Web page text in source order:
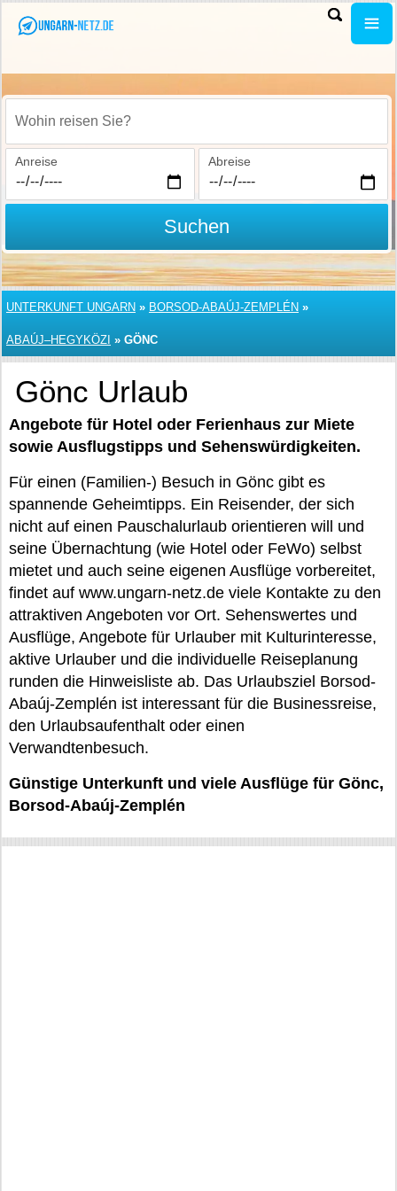
Wohin reisen Sie?
Anreise Abreise
Suchen
UNTERKUNFT UNGARN » BORSOD-ABAÚJ-ZEMPLÉN »
ABAÚJ–HEGYKÖZI » GÖNC
Gönc Urlaub
Angebote für Hotel oder Ferienhaus zur Miete
sowie Ausflugstipps und Sehenswürdigkeiten.
Für einen (Familien-) Besuch in Gönc gibt es
spannende Geheimtipps. Ein Reisender, der sich
nicht auf einen Pauschalurlaub orientieren will und
seine Übernachtung (wie Hotel oder FeWo) selbst
mietet und auch seine eigenen Ausflüge vorbereitet,
findet auf www.ungarn-netz.de viele Kontakte zu den
attraktiven Angeboten vor Ort. Sehenswertes und
Ausflüge, Angebote für Urlauber mit Kulturinteresse,
aktive Urlauber und die individuelle Reiseplanung
runden die Hinweisliste ab. Das Urlaubsziel Borsod-
Abaúj-Zemplén ist interessant für die Businessreise,
den Urlaubsaufenthalt oder einen
Verwandtenbesuch.
Günstige Unterkunft und viele Ausflüge für Gönc,
Borsod-Abaúj-Zemplén